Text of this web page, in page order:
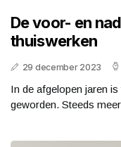
De voor- en
thuiswerken
29 december 2023
In de afgelopen jaren
geworden. Steeds